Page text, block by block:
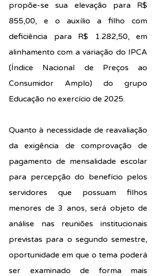
propõe-se sua elevação para R$
855,00, e o auxílio a filho com
deficiência para R$ 1.282,50, em
alinhamento com a variação do IPCA
(Índice Nacional de Preços ao
Consumidor Amplo) do grupo
Educação no exercício de 2025.
Quanto à necessidade de reavaliação
da exigência de comprovação de
pagamento de mensalidade escolar
para percepção do benefício pelos
servidores que possuam filhos
menores de 3 anos, será objeto de
análise nas reuniões institucionais
previstas para o segundo semestre,
oportunidade em que o tema poderá
ser examinado de forma mais